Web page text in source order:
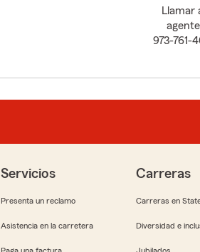
Llamar
agente
973-761-
Servicios
Presenta un reclamo
Asistencia en la carretera
Carreras
Carreras en
Diversidad e